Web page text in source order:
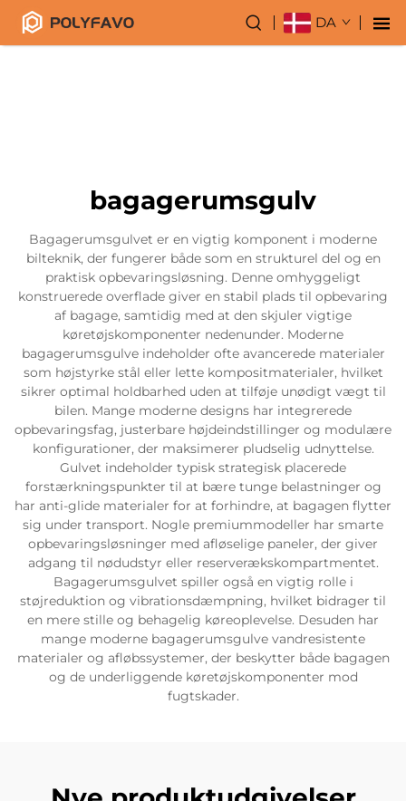
DA
bagagerumsgulv
Bagagerumsgulvet er en vigtig komponent i moderne
bilteknik, der fungerer både som en strukturel del og en
praktisk opbevaringsløsning. Denne omhyggeligt
konstruerede overflade giver en stabil plads til opbevaring
af bagage, samtidig med at den skjuler vigtige
køretøjskomponenter nedenunder. Moderne
bagagerumsgulve indeholder ofte avancerede materialer
som højstyrke stål eller lette kompositmaterialer, hvilket
sikrer optimal holdbarhed uden at tilføje unødigt vægt til
bilen. Mange moderne designs har integrerede
opbevaringsfag, justerbare højdeindstillinger og modulære
konfigurationer, der maksimerer pludselig udnyttelse.
Gulvet indeholder typisk strategisk placerede
forstærkningspunkter til at bære tunge belastninger og
har anti-glide materialer for at forhindre, at bagagen flytter
sig under transport. Nogle premiummodeller har smarte
opbevaringsløsninger med afløselige paneler, der giver
adgang til nødudstyr eller reserverækskompartmentet.
Bagagerumsgulvet spiller også en vigtig rolle i
støjreduktion og vibrationsdæmpning, hvilket bidrager til
en mere stille og behagelig køreoplevelse. Desuden har
mange moderne bagagerumsgulve vandresistente
materialer og afløbssystemer, der beskytter både bagagen
og de underliggende køretøjskomponenter mod
fugtskader.